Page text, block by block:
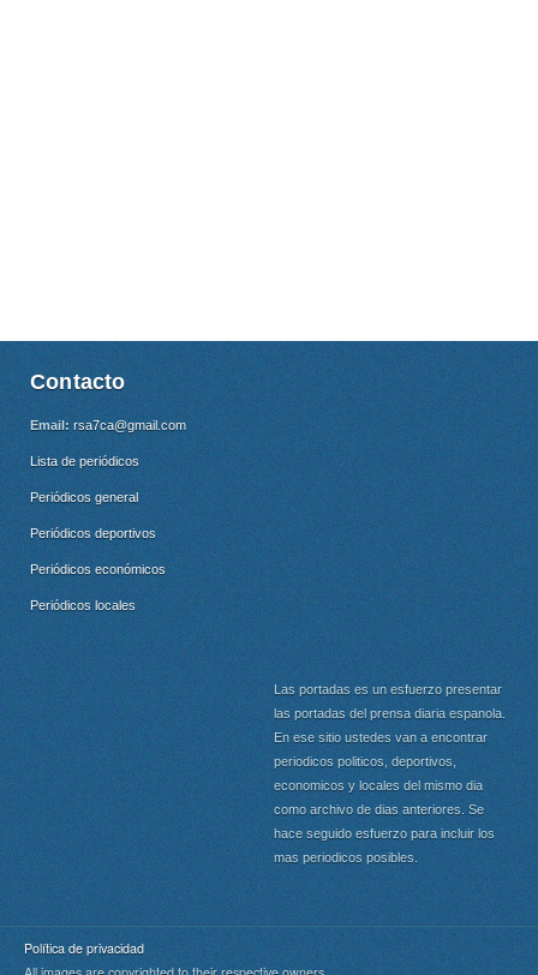
Contacto
Email: rsa7ca@gmail.com
Lista de periódicos
Periódicos general
Periódicos deportivos
Periódicos económicos
Periódicos locales
Las portadas es un esfuerzo presentar
las portadas del prensa diaria espanola.
En ese sitio ustedes van a encontrar
periodicos politicos, deportivos,
economicos y locales del mismo dia
como archivo de dias anteriores. Se
hace seguido esfuerzo para incluir los
mas periodicos posibles.
Política de privacidad